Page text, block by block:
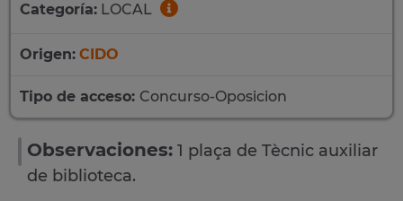
Categoría: LOCAL
Origen: CIDO
Tipo de acceso: Concurso-Oposicion
Observaciones: 1 plaça de Tècnic auxiliar
de biblioteca.